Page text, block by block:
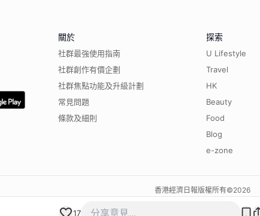
17
關於
社群最強使用指南
社群創作有價企劃
社群焦點功能及升級計劃
常見問題
條款及細則
探索
U Lifestyle
Travel
HK
Beauty
Food
Blog
e-zone
香港經濟日報版權所有©2026